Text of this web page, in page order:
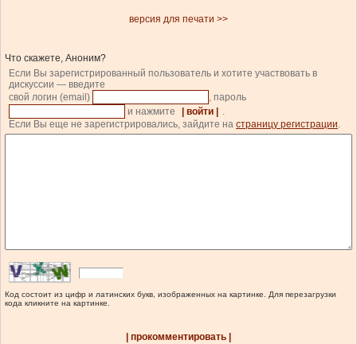
версия для печати >>
Что скажете, Аноним?
Если Вы зарегистрированный пользователь и хотите участвовать в
дискуссии — введите
свой логин (email)
, пароль
и нажмите
| войти |
.
Если Вы еще не зарегистрировались, зайдите на страницу регистрации.
Код состоит из цифр и латинских букв, изображенных на картинке. Для перезагрузки
кода кликните на картинке.
| прокомментировать |